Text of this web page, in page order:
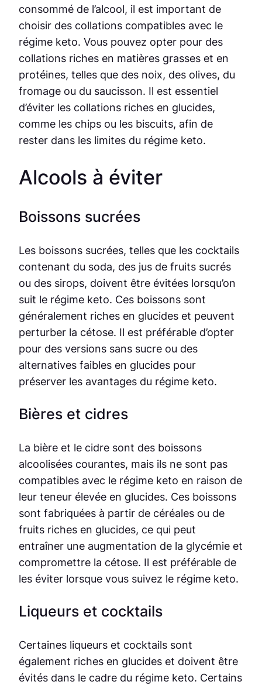
consommé de l’alcool, il est important de
choisir des collations compatibles avec le
régime keto. Vous pouvez opter pour des
collations riches en matières grasses et en
protéines, telles que des noix, des olives, du
fromage ou du saucisson. Il est essentiel
d’éviter les collations riches en glucides,
comme les chips ou les biscuits, afin de
rester dans les limites du régime keto.
Alcools à éviter
Boissons sucrées
Les boissons sucrées, telles que les cocktails
contenant du soda, des jus de fruits sucrés
ou des sirops, doivent être évitées lorsqu’on
suit le régime keto. Ces boissons sont
généralement riches en glucides et peuvent
perturber la cétose. Il est préférable d’opter
pour des versions sans sucre ou des
alternatives faibles en glucides pour
préserver les avantages du régime keto.
Bières et cidres
La bière et le cidre sont des boissons
alcoolisées courantes, mais ils ne sont pas
compatibles avec le régime keto en raison de
leur teneur élevée en glucides. Ces boissons
sont fabriquées à partir de céréales ou de
fruits riches en glucides, ce qui peut
entraîner une augmentation de la glycémie et
compromettre la cétose. Il est préférable de
les éviter lorsque vous suivez le régime keto.
Liqueurs et cocktails
Certaines liqueurs et cocktails sont
également riches en glucides et doivent être
évités dans le cadre du régime keto. Certains